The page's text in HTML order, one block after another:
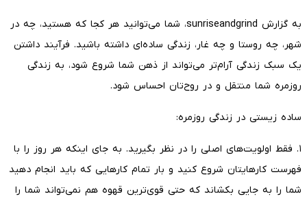
به گزارش sunriseandgrind، شما می‌توانید هر کجا که هستید، چه در
شهر، چه روستا و چه غار، زندگی ساده‌ای داشته باشید. فرآیند داشتن
یک سبک زندگی آرام‌تر می‌تواند از ذهن شما شروع شود، به زندگی
روزمره شما منتقل و در روح‌تان احساس شود.
ساده زیستی در زندگی روزمره:
۱. فقط اولویت‌های اصلی را در نظر بگیرید. به جای اینکه هر روز را با
فهرست کارهایتان شروع کنید و بار تمام کارهایی که باید انجام دهید
شما را به جایی بکشاند که حتی قوی‌ترین قهوه هم نمی‌تواند شما را